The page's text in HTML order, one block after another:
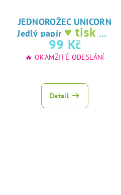
JEDNOROŽEC UNICORN
Jedlý papír ♥ tisk na
jedlý papír
99 Kč
🔥 OKAMŽITÉ ODESLÁNÍ
Detail